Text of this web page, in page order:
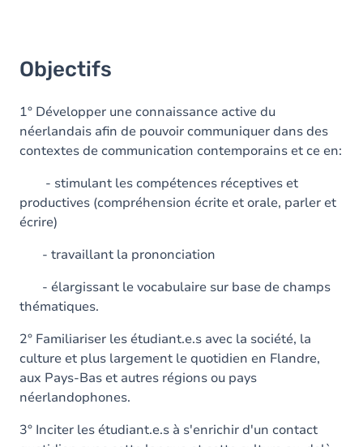
Objectifs
1° Développer une connaissance active du
néerlandais afin de pouvoir communiquer dans des
contextes de communication contemporains et ce en:
- stimulant les compétences réceptives et
productives (compréhension écrite et orale, parler et
écrire)
- travaillant la prononciation
- élargissant le vocabulaire sur base de champs
thématiques.
2° Familiariser les étudiant.e.s avec la société, la
culture et plus largement le quotidien en Flandre,
aux Pays-Bas et autres régions ou pays
néerlandophones.
3° Inciter les étudiant.e.s à s'enrichir d'un contact